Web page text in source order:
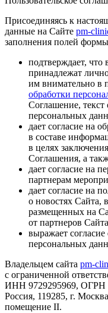
Присоединяясь к
данные на Сайте pm-
заполнения полей
подтверждает,
принадлежат
им внимательно в
обработки
Соглашение,
персональных
дает согласие на
в составе
в целях
Соглашения, а
дает согласие на
партнерам
дает согласие на
о новостях Сайта,
размещенных на
от партнеров
выражает
персональных
Владельцем сайта pm-
с ограниченной
ИНН 9729295969, ОГРН
Россия, 119285, г.
помещение II.